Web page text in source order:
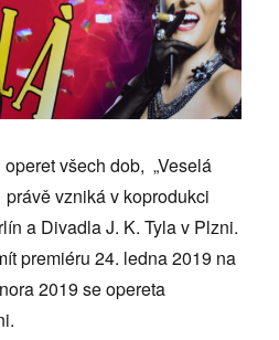
všech dob, „Veselá
vzniká v koprodukci
a Divadla J. K. Tyla v Plzni.
premiéru 24. ledna 2019 na
2019 se opereta